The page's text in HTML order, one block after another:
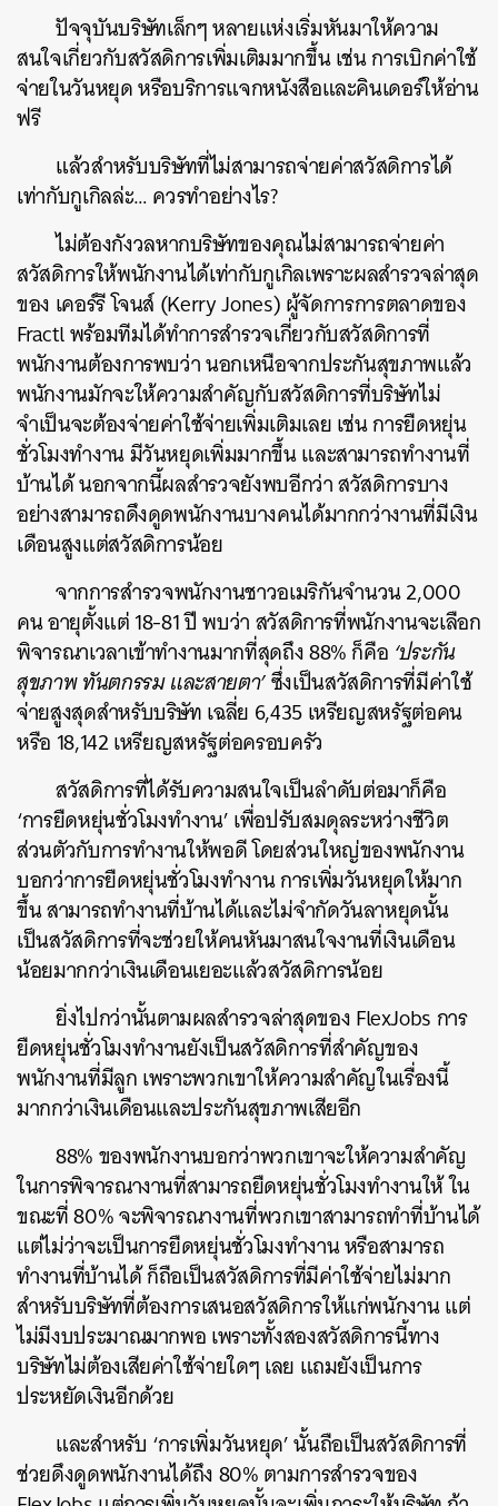
ปัจจุบันบริษัทเล็กๆ หลายแห่งเริ่มหันมาให้ความ
สนใจเกี่ยวกับสวัสดิการเพิ่มเติมมากขึ้น เช่น การเบิกค่าใช้
จ่ายในวันหยุด หรือบริการแจกหนังสือและคินเดอร์ให้อ่าน
ฟรี
แล้วสำหรับบริษัทที่ไม่สามารถจ่ายค่าสวัสดิการได้
เท่ากับกูเกิลล่ะ… ควรทำอย่างไร?
ไม่ต้องกังวลหากบริษัทของคุณไม่สามารถจ่ายค่า
สวัสดิการให้พนักงานได้เท่ากับกูเกิลเพราะผลสำรวจล่าสุด
ของ เคอร์รี โจนส์ (Kerry Jones) ผู้จัดการการตลาดของ
Fractl พร้อมทีมได้ทำการสำรวจเกี่ยวกับสวัสดิการที่
พนักงานต้องการพบว่า นอกเหนือจากประกันสุขภาพแล้ว
พนักงานมักจะให้ความสำคัญกับสวัสดิการที่บริษัทไม่
จำเป็นจะต้องจ่ายค่าใช้จ่ายเพิ่มเติมเลย เช่น การยืดหยุ่น
ชั่วโมงทำงาน มีวันหยุดเพิ่มมากขึ้น และสามารถทำงานที่
บ้านได้ นอกจากนี้ผลสำรวจยังพบอีกว่า สวัสดิการบาง
อย่างสามารถดึงดูดพนักงานบางคนได้มากกว่างานที่มีเงิน
เดือนสูงแต่สวัสดิการน้อย
จากการสำรวจพนักงานชาวอเมริกันจำนวน 2,000
คน อายุตั้งแต่ 18-81 ปี พบว่า สวัสดิการที่พนักงานจะเลือก
พิจารณาเวลาเข้าทำงานมากที่สุดถึง 88% ก็คือ ‘ประกัน
สุขภาพ ทันตกรรม และสายตา’ซึ่งเป็นสวัสดิการที่มีค่าใช้
จ่ายสูงสุดสำหรับบริษัท เฉลี่ย 6,435 เหรียญสหรัฐต่อคน
หรือ 18,142 เหรียญสหรัฐต่อครอบครัว
สวัสดิการที่ได้รับความสนใจเป็นลำดับต่อมาก็คือ
‘การยืดหยุ่นชั่วโมงทำงาน’ เพื่อปรับสมดุลระหว่างชีวิต
ส่วนตัวกับการทำงานให้พอดี โดยส่วนใหญ่ของพนักงาน
บอกว่าการยืดหยุ่นชั่วโมงทำงาน การเพิ่มวันหยุดให้มาก
ขึ้น สามารถทำงานที่บ้านได้และไม่จำกัดวันลาหยุดนั้น
เป็นสวัสดิการที่จะช่วยให้คนหันมาสนใจงานที่เงินเดือน
น้อยมากกว่าเงินเดือนเยอะแล้วสวัสดิการน้อย
ยิ่งไปกว่านั้นตามผลสำรวจล่าสุดของ FlexJobs การ
ยืดหยุ่นชั่วโมงทำงานยังเป็นสวัสดิการที่สำคัญของ
พนักงานที่มีลูก เพราะพวกเขาให้ความสำคัญในเรื่องนี้
มากกว่าเงินเดือนและประกันสุขภาพเสียอีก
88% ของพนักงานบอกว่าพวกเขาจะให้ความสำคัญ
ในการพิจารณางานที่สามารถยืดหยุ่นชั่วโมงทำงานให้ ใน
ขณะที่ 80% จะพิจารณางานที่พวกเขาสามารถทำที่บ้านได้
แต่ไม่ว่าจะเป็นการยืดหยุ่นชั่วโมงทำงาน หรือสามารถ
ทำงานที่บ้านได้ ก็ถือเป็นสวัสดิการที่มีค่าใช้จ่ายไม่มาก
สำหรับบริษัทที่ต้องการเสนอสวัสดิการให้แก่พนักงาน แต่
ไม่มีงบประมาณมากพอ เพราะทั้งสองสวัสดิการนี้ทาง
บริษัทไม่ต้องเสียค่าใช้จ่ายใดๆ เลย แถมยังเป็นการ
ประหยัดเงินอีกด้วย
และสำหรับ ‘การเพิ่มวันหยุด’ นั้นถือเป็นสวัสดิการที่
ช่วยดึงดูดพนักงานได้ถึง 80% ตามการสำรวจของ